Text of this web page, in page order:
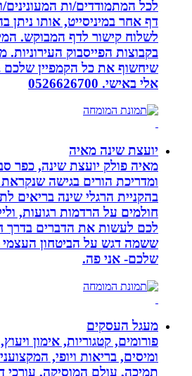
לכל המתמודדים/ות המעונינים/
דף אחר במיניסייט, אותו ניתן
לשלוח קישור לדף המבוקש.
בקבוצות הפייסבוק העירוניות.
אלי באישי. 0526626700
יועצת שינה מאיה
מאיה פולק יועצת שינה, כפר
ומדריכת הורים בגישה שנקראת
בהקניית הרגלי שינה בריאים
חולמים על הרדמות רגועות,
לכם לעשות את הדברים בדרך
ששמה דגש על הביטחון העצמי
שלכם- אני פה.
מעגל העסקים
פורומים, קטגוריות, אימון ויעוץ,
ומיסים, בריאות ויופי,
תמיכה, עולם המוסיקה, עורכי דין,